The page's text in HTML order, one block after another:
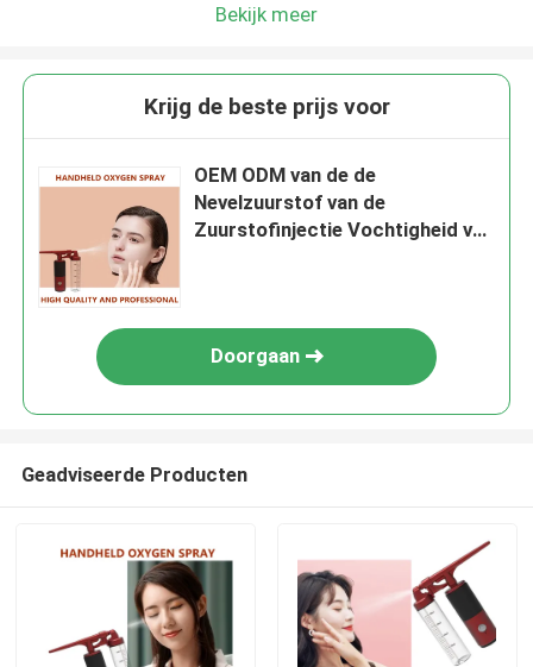
Bekijk meer
Krijg de beste prijs voor
OEM ODM van de de
Nevelzuurstof van de
Zuurstofinjectie Vochtigheid van
Doorgaan
Geadviseerde Producten